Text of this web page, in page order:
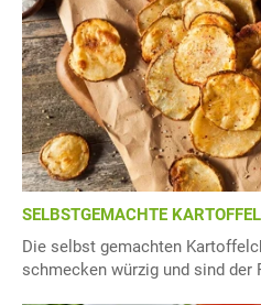
SELBSTGEMACHTE
Die selbst gemachten
schmecken würzig und sind der